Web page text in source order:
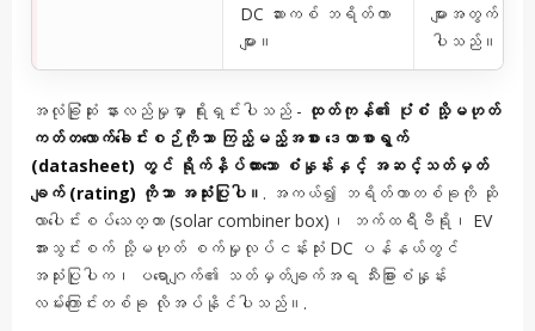
DC ဆားကစ် ဘရိတ်ကာ
များ။
များအတွက် အက
ပါသည်။
အလုံခြုံဆုံး နားလည်မှုမှာ ရိုးရှင်းပါသည် - ထုတ်ကုန်၏ ပုံစံ သို့မဟုတ်
ကတ်တလောက်ခေါင်းစဉ်ကိုသာ ကြည့်မည့်အစား ဒေတာစာရွက်
(datasheet) တွင် ရိုက်နှိပ်ထားသော စံနှုန်းနှင့် အဆင့်သတ်မှတ်
ချက် (rating) ကိုသာ အသုံးပြုပါ။ . အကယ်၍ ဘရိတ်ကာတစ်ခုကို ဆို
လာပေါင်းစပ်သေတ္တာ (solar combiner box)၊ ဘက်ထရီဗီရို၊ EV
အားသွင်းစက် သို့မဟုတ် စက်မှုလုပ်ငန်းသုံး DC ပန်နယ်တွင်
အသုံးပြုပါက၊ ပရောဂျက်၏ သတ်မှတ်ချက်အရ သီးခြားစံနှုန်း
လမ်းကြောင်းတစ်ခု လိုအပ်နိုင်ပါသည်။.